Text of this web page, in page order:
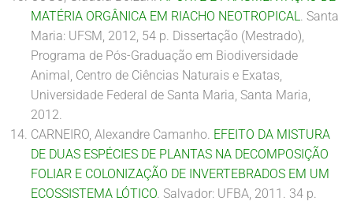
MATÉRIA ORGÂNICA EM RIACHO NEOTROPICAL. Santa
Maria: UFSM, 2012, 54 p. Dissertação (Mestrado),
Programa de Pós-Graduação em Biodiversidade
Animal, Centro de Ciências Naturais e Exatas,
Universidade Federal de Santa Maria, Santa Maria,
2012.
CARNEIRO, Alexandre Camanho. EFEITO DA MISTURA
DE DUAS ESPÉCIES DE PLANTAS NA DECOMPOSIÇÃO
FOLIAR E COLONIZAÇÃO DE INVERTEBRADOS EM UM
ECOSSISTEMA LÓTICO. Salvador: UFBA, 2011. 34 p.